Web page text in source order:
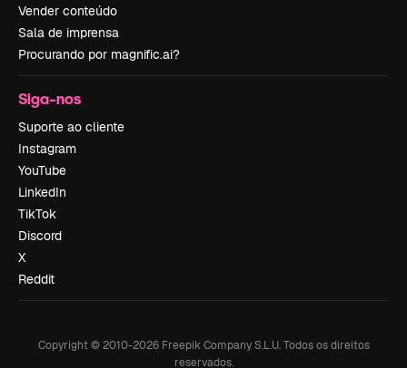
Vender conteúdo
Sala de imprensa
Procurando por magnific.ai?
Siga-nos
Suporte ao cliente
Instagram
YouTube
LinkedIn
TikTok
Discord
X
Reddit
Copyright © 2010-2026Freepik Company S.L.U. Todos os direitos
reservados.